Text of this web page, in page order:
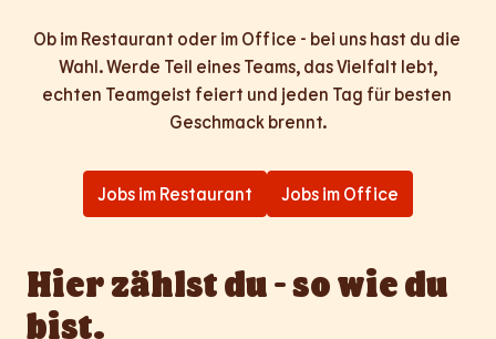
Ob im Restaurant oder im Office - bei uns hast du die
Wahl. Werde Teil eines Teams, das Vielfalt lebt,
echten Teamgeist feiert und jeden Tag für besten
Geschmack brennt.
Jobs im Restaurant Jobs im Office
Hier zählst du - so wie du
bist.